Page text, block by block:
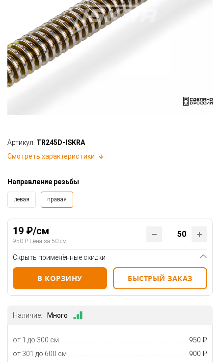
Артикул: TR245D-ISKRA
Смотреть характеристики
Направление резьбы
левая правая
19 ₽/см
950 ₽ Цена за 50 см
Скрыть применённые скидки
В КОРЗИНУ БЫСТРЫЙ ЗАКАЗ
Наличие: Много
от 1 до 300 см
950 ₽
от 301 до 600 см
900 ₽